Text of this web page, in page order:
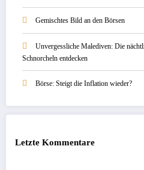
Gemischtes Bild an den Börsen
Unvergessliche Malediven: Die
Schnorcheln entdecken
Börse: Steigt die Inflation wieder?
Letzte Kommentare